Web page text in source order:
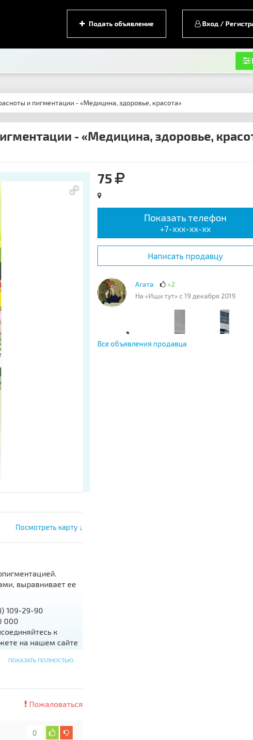
Подать объявление Вход /
и пигментации - «Медицина, здоровье, красота»
- «Медицина, здоровье,
75
Показать телефон
+7-xxx-xx-xx
Написать продавцу
Агата
+2
На «Ищи тут» с 19 декабря 2019
Все объявления продавца
Посмотреть карту ↓
выравнивает ее
109-29-90
000
к
на нашем сайте
ПОКАЗАТЬ ПОЛНОСТЬЮ
Пожаловаться
0